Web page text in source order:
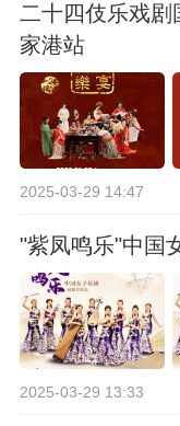
二十四伎乐戏剧
家港站
2025-03-29 14:47
"紫凤鸣乐"中国
2025-03-29 13:33